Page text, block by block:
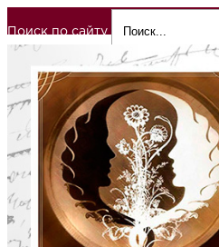
Поиск по сайту